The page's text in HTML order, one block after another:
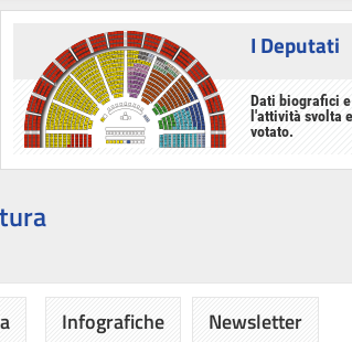
I Deputati
Dati biografici
l'attività svolta
votato.
Infografiche Newsletter